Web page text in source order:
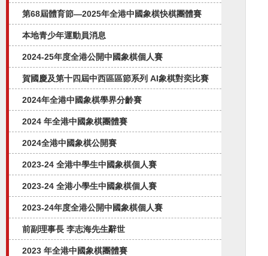
第68屆體育節—2025年全港中國象棋快棋團體賽
本地青少年運動員消息
2024-25年度全港公開中國象棋個人賽
賀國慶及第十四屆中西區區節系列 AI象棋對奕比賽
2024年全港中國象棋學界分齡賽
2024 年全港中國象棋團體賽
2024全港中國象棋公開賽
2023-24 全港中學生中國象棋個人賽
2023-24 全港小學生中國象棋個人賽
2023-24年度全港公開中國象棋個人賽
前副理事長 李志海先生辭世
2023 年全港中國象棋團體賽